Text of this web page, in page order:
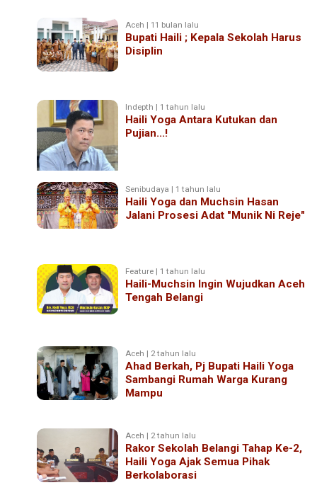
Aceh | 11 bulan lalu
Bupati Haili ; Kepala Sekolah Harus
Disiplin
Indepth | 1 tahun lalu
Haili Yoga Antara Kutukan dan
Pujian...!
Senibudaya | 1 tahun lalu
Haili Yoga dan Muchsin Hasan
Jalani Prosesi Adat "Munik Ni Reje"
Feature | 1 tahun lalu
Haili-Muchsin Ingin Wujudkan Aceh
Tengah Belangi
Aceh | 2 tahun lalu
Ahad Berkah, Pj Bupati Haili Yoga
Sambangi Rumah Warga Kurang
Mampu
Aceh | 2 tahun lalu
Rakor Sekolah Belangi Tahap Ke-2,
Haili Yoga Ajak Semua Pihak
Berkolaborasi